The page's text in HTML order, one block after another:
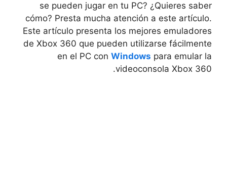
se pueden jugar en tu PC? ¿Quieres saber
cómo? Presta mucha atención a este artículo.
Este artículo presenta los mejores emuladores
de Xbox 360 que pueden utilizarse fácilmente
en el PC conWindowspara emular la
videoconsola Xbox 360.